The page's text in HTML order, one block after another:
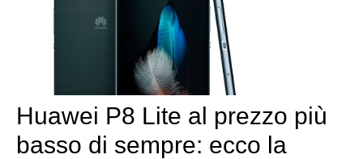
Huawei P8 Lite al prezzo più
basso di sempre: ecco la